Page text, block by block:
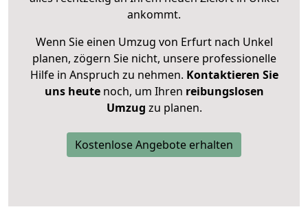
ankommt.
Wenn Sie einen Umzug von Erfurt nach Unkel
planen, zögern Sie nicht, unsere professionelle
Hilfe in Anspruch zu nehmen. Kontaktieren Sie
uns heutenoch, um Ihren reibungslosen
Umzug zu planen.
Kostenlose Angebote erhalten